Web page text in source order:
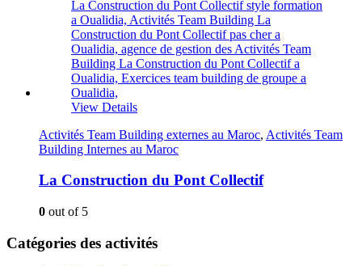
View Details
Activités Team Building externes au Maroc, Activités Team
Building Internes au Maroc
La Construction du Pont Collectif
0 out of 5
Catégories des activités